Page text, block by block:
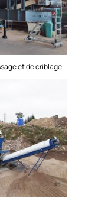
et de criblage